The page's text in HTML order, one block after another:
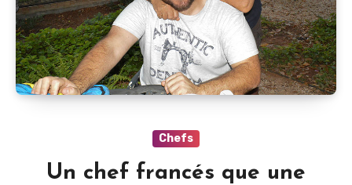
Chefs
Un chef francés que une